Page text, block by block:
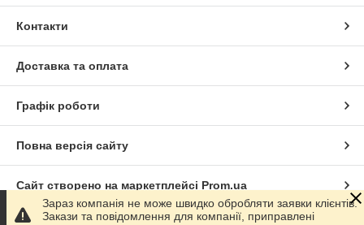
Контакти
Доставка та оплата
Графік роботи
Повна версія сайту
Сайт створено на маркетплейсі Prom.ua
Зараз компанія не може швидко обробляти заявки клієнтів.
Закази та повідомлення для компанії, приправлені